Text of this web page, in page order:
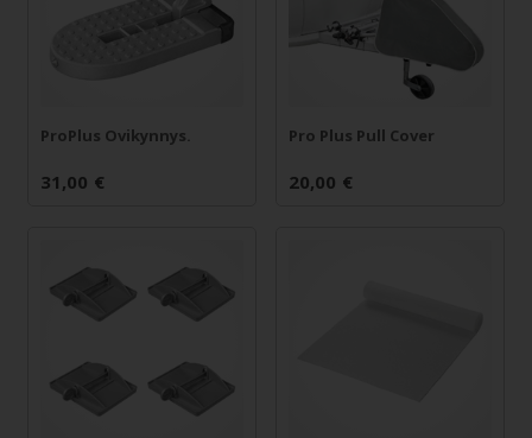
ProPlus Ovikynnys.
31,00 €
Pro Plus Pull Cover
20,00 €